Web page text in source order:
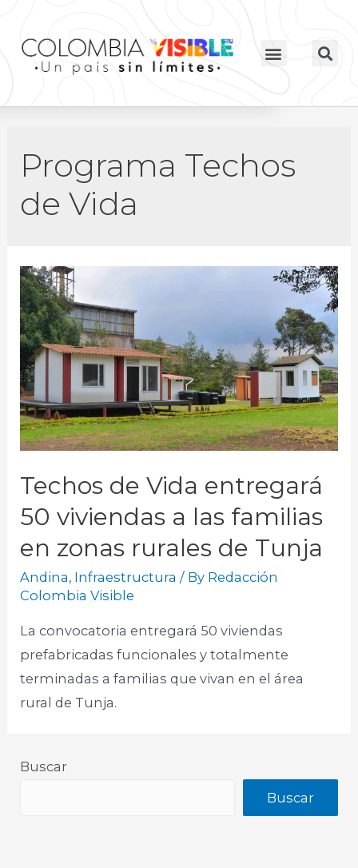
Programa Techos
de Vida
Techos de Vida entregará
50 viviendas a las familias
en zonas rurales de Tunja
Andina, Infraestructura / By Redacción
Colombia Visible
La convocatoria entregará 50 viviendas
prefabricadas funcionales y totalmente
terminadas a familias que vivan en el área
rural de Tunja.
Buscar
Buscar